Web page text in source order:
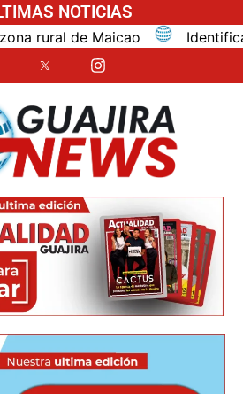
NOTICIAS
Identifican al turista